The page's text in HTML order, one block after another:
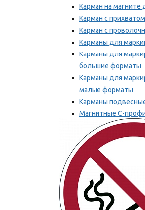
Карман на магните
Карман с прихватом
Карман с
Карманы для
Карманы для
большие форматы
Карманы для
малые форматы
Карманы
Магнитные С-
Напольная
Мы рекомендуем